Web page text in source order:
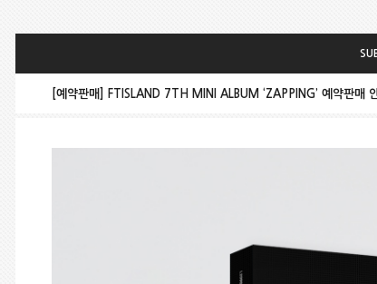
[예약판매] FTISLAND 7TH MINI ALBUM ‘ZAPPING’ 예약판매